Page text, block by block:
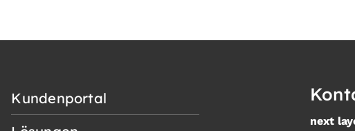
Kundenportal
next